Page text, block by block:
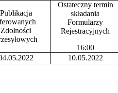
Publikacja
Zdolności
Ostateczny termin
składania
Formularzy
Rejestracyjnych
16:00
10.05.2022